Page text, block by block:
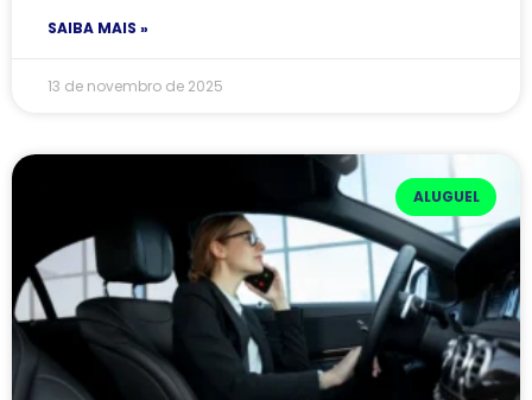
SAIBA MAIS »
13 de novembro de 2025
ALUGUEL